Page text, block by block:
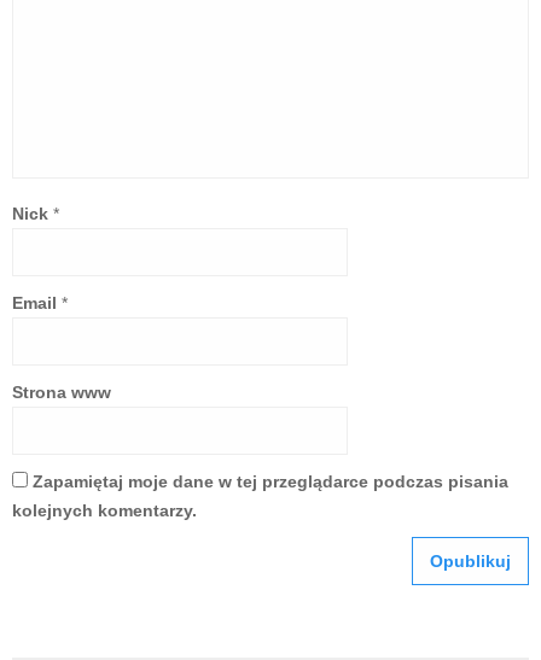
Nick *
Email *
Strona www
Zapamiętaj moje dane w tej przeglądarce podczas pisania
kolejnych komentarzy.